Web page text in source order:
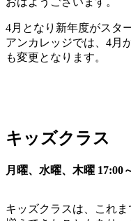
4月となり新年度がスタ
アンカレッジでは、4月
も変更となります。
キッズクラス
月曜、水曜、木曜 17:00
キッズクラスは、これ